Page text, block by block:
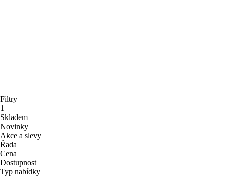
Filtry
1
Skladem
Novinky
Akce a slevy
Řada
Cena
Dostupnost
Typ nabídky